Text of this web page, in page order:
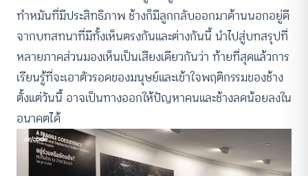
ทำหมันที่มีประสิทธิภาพ ช้างก็มีลูกกลับออกมาด้านนอกอยู่ดี
จากบทสทนาที่มีทั้งเห็นตรงกันและต่างกันนี้ นำไปสู่บทสรุปที่
หลายภาคส่วนมองเห็นเป็นเสียงเดียวกันว่า ท้ายที่สุดแล้วการ
เรียนรู้ที่จะเอาตัวรอดของมนุษย์และเข้าใจพฤติกรรมของช้าง
ตั้งแต่วันนี้ อาจเป็นทางออกให้ปัญหาคนและช้างลดน้อยลงใน
อนาคตได้